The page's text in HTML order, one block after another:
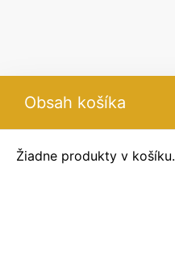
Obsah košíka
Žiadne produkty v košíku.